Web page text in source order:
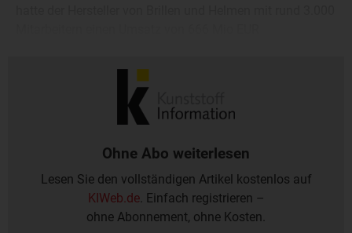
der behördlichen Genehmigungen.
Ohne Abo weiterlesen
Lesen Sie den vollständigen Artikel kostenlos auf
KIWeb.de. Einfach registrieren –
ohne Abonnement, ohne Kosten.